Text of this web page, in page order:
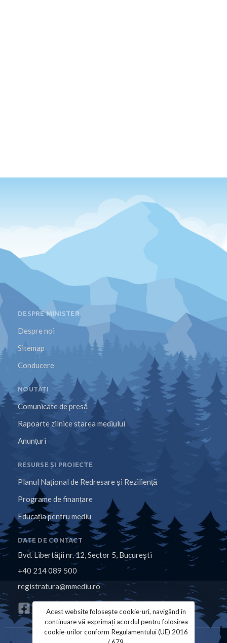
DESPRE MINISTER
Despre noi
Sitemap
Conducere
NOUTĂȚI
Comunicate de presă
Rapoarte zilnice starea mediului
Anunțuri
RESURSE ȘI PROIECTE
Planul Național de Redresare și Reziliență
Programe de finanțare
Educația pentru mediu
DATE DE CONTACT
Bvd. Libertăţii nr. 12, Sector 5, Bucureşti
+40 214 089 500
registratura@mmediu.ro
Acest website folosește cookie-uri, navigând în
continuare vă exprimați acordul pentru folosirea
cookie-urilor conform Regulamentului (UE) 2016